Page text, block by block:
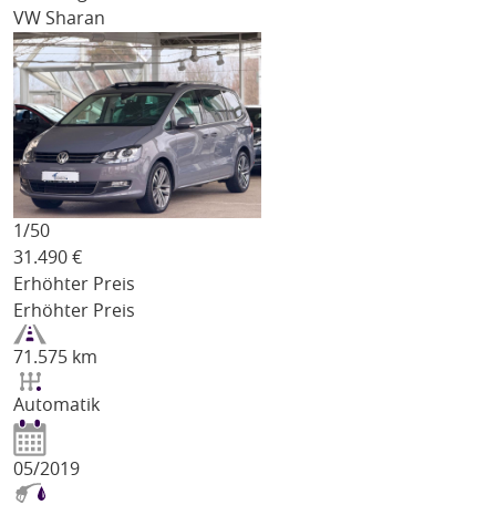
VW Sharan
1/50
31.490 €
Erhöhter Preis
Erhöhter Preis
71.575 km
Automatik
05/2019